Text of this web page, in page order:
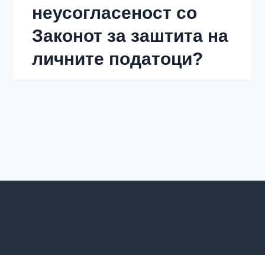
неусогласеност со
Законот за заштита на
личните податоци?